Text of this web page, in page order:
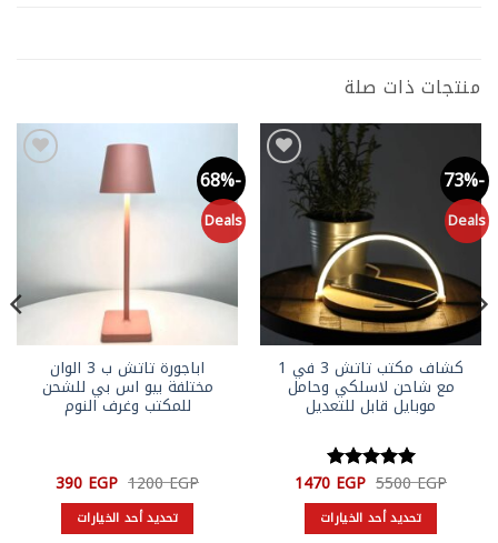
منتجات ذات صلة
Deals
Add to
wishlist
كشاف مكتب تاتش 3 في 1
مع شاحن لاسلكي وحامل
موبايل قابل للتعديل
تم التقييم
5من 5
5500EGP السعر
الأصلي
هو:
5500 EGP.
1470EGP السعر
الحالي
هو: تحديد أحد الخيارات
Deals
اباجورة تاتش ب 3 الوان
مختلفة بيو اس بي للشحن
للمكتب وغرف النوم
1200EGP السعر
الأصلي
هو:
1200 EGP.
390EGP السعر
الحالي
هو: تحديد أحد الخيارات